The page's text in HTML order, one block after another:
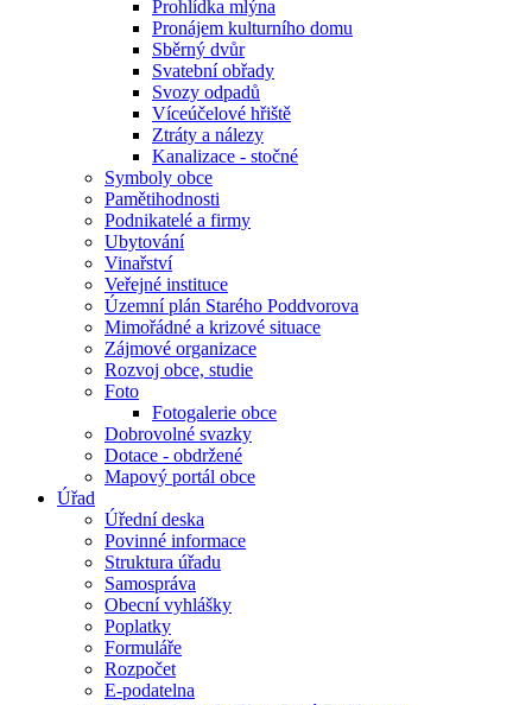
Prohlídka mlýna
Pronájem kulturního domu
Sběrný dvůr
Svatební obřady
Svozy odpadů
Víceúčelové hřiště
Ztráty a nálezy
Kanalizace - stočné
Symboly obce
Pamětihodnosti
Podnikatelé a firmy
Ubytování
Vinařství
Veřejné instituce
Územní plán Starého Poddvorova
Mimořádné a krizové situace
Zájmové organizace
Rozvoj obce, studie
Foto
Fotogalerie obce
Dobrovolné svazky
Dotace - obdržené
Mapový portál obce
Úřad
Úřední deska
Povinné informace
Struktura úřadu
Samospráva
Obecní vyhlášky
Poplatky
Formuláře
Rozpočet
E-podatelna